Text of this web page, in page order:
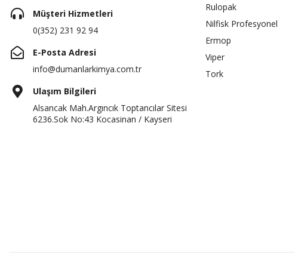
Müşteri Hizmetleri
0(352) 231 92 94
E-Posta Adresi
info@dumanlarkimya.com.tr
Ulaşım Bilgileri
Alsancak Mah.Argıncık Toptancılar Sitesi
6236.Sok No:43 Kocasinan / Kayseri
Rulopak
Nilfisk Profesyonel
Ermop
Viper
Tork